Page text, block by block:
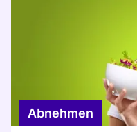
Abnehmen